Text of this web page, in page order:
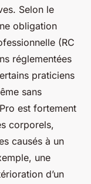
Selon le
obligation
(RC
réglementées
praticiens
sans
est fortement
corporels,
causés à un
une
d’un